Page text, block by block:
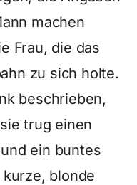
machen
Frau, die das
zu sich holte.
beschrieben,
trug einen
ein buntes
blonde